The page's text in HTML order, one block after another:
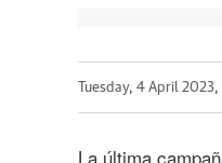
Tuesday, 4 April 2023,
La última